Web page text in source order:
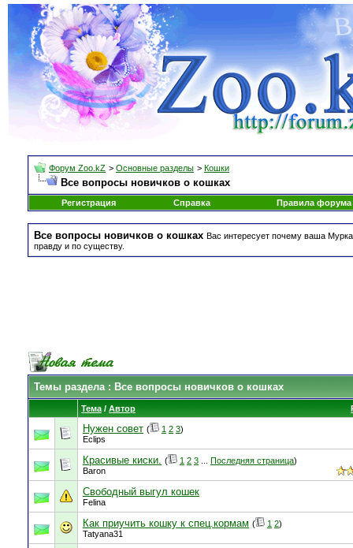
Форум Zoo.kZ > Основные разделы > Кошки
Все вопросы новичков о кошках
Регистрация Справка Правила форума
Все вопросы новичков о кошках Вас интересует почему ваша
правду и по существу.
Темы раздела: Все вопросы новичков о кошках
Тема / Автор
Нужен совет ( 1 2 3)
Eclips
Красивые киски. ( 1 2 3 Последняя страница)
Baron
Свободный выгул кошек
Felina
Как приучить кошку к спец.кормам ( 1 2)
Tatyana31